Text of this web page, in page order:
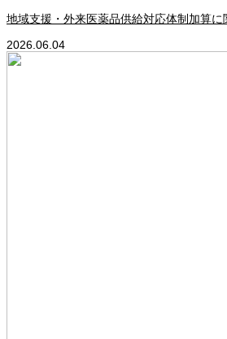
地域支援・外来医薬品供給対応体制加算に
2026.06.04